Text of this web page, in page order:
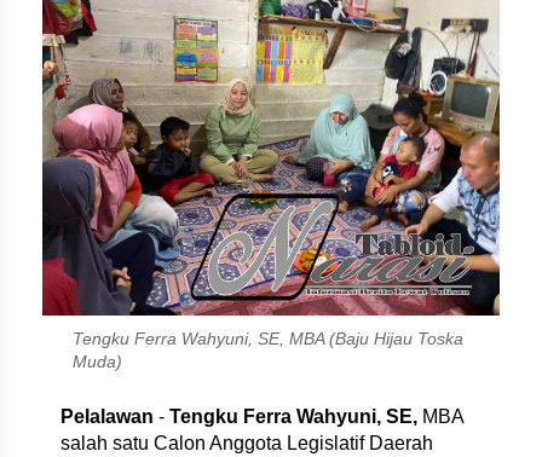
Tengku Ferra Wahyuni, SE, MBA (Baju Hijau Toska
Muda)
Pelalawan - Tengku Ferra Wahyuni, SE, MBA
salah satu Calon Anggota Legislatif Daerah